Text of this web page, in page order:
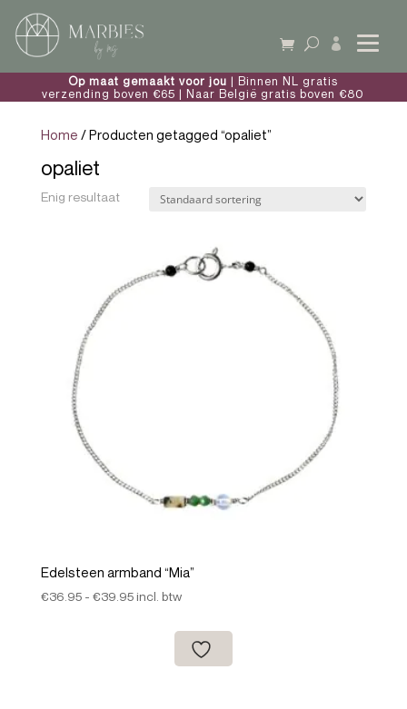

Op maat gemaakt voor jou | Binnen NL gratis
verzending boven €65 | Naar België gratis boven €80
Home / Producten getagged “opaliet”
opaliet
Enig resultaat
Edelsteen armband “Mia”
€36.95 - €39.95Prijsklasse:
incl. btw